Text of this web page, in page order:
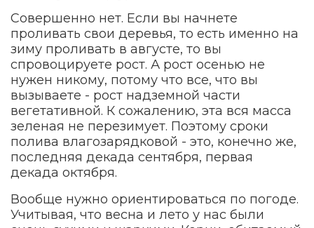
Совершенно нет. Если вы начнете
проливать свои деревья, то есть именно на
зиму проливать в августе, то вы
спровоцируете рост. А рост осенью не
нужен никому, потому что все, что вы
вызываете - рост надземной части
вегетативной. К сожалению, эта вся масса
зеленая не перезимует. Поэтому сроки
полива влагозарядковой - это, конечно же,
последняя декада сентября, первая
декада октября.
Вообще нужно ориентироваться по погоде.
Учитывая, что весна и лето у нас были